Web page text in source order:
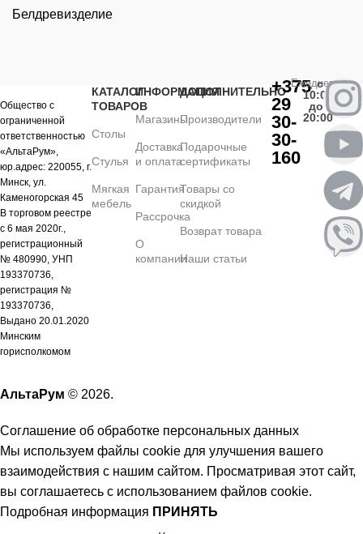
Белдревизделие
Общество с
ограниченной
ответственностью
«АльтаРум»,
юр.адрес: 220055, г.
Минск, ул.
Каменогорская 45
В торговом реестре
с 6 мая 2020г.,
регистрационный
№ 480990, УНП
193370736,
регистрация №
193370736,
Выдано 20.01.2020
Минским
горисполкомом
КАТАЛОГ
ТОВАРОВ
Столы
Стулья
Мягкая
мебель
ИНФОРМАЦИЯ
Магазины
Доставка
и оплата
Гарантия
Рассрочка
О
компании
ДОПОЛНИТЕЛЬНО
Производители
Подарочные
сертификаты
Товары со
скидкой
Возврат товара
Наши статьи
+375
29
30-
30-
160
Ежедневно
с
10:00
до
20:00
АльтаРум © 2026.
Соглашение об обработке персональных данных
Мы используем файлы cookie для улучшения вашего
взаимодействия с нашим сайтом. Просматривая этот сайт,
вы соглашаетесь с использованием файлов cookie.
Подробная информация ПРИНЯТЬ